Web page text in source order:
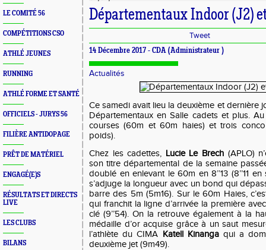
LE COMITÉ 56
COMPÉTITIONS CSO
ATHLÉ JEUNES
RUNNING
ATHLÉ FORME ET SANTÉ
OFFICIELS - JURYS 56
FILIÈRE ANTIDOPAGE
PRÊT DE MATÉRIEL
ENGAGÉ(E)S
RÉSULTATS ET DIRECTS
LIVE
LES CLUBS
BILANS
Départementaux Indoor (J2)
Tweet
14 Décembre 2017 - CDA (Administrateur )
Actualités
Ce samedi avait lieu la deuxième et dernière
Départementaux en Salle cadets et plus.
courses (60m et 60m haies) et trois
poids).
Chez les cadettes, Lucie Le Brech (APLO)
son titre départemental de la semaine
doublé en enlevant le 60m en 8’’13 (8’’11
s’adjuge la longueur avec un bond qui
barre des 5m (5m16). Sur le 60m Haies,
qui franchit la ligne d’arrivée la première
clé (9’’54). On la retrouve également à la
médaille d’or acquise grâce à un saut
l’athlète du CIMA Katell Kinangaqui a
deuxième jet (9m49).